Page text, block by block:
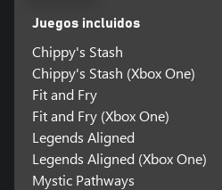
Juegos incluidos
Chippy's Stash
Chippy's Stash (Xbox One)
Fit and Fry
Fit and Fry (Xbox One)
Legends Aligned
Legends Aligned (Xbox One)
Mystic Pathways